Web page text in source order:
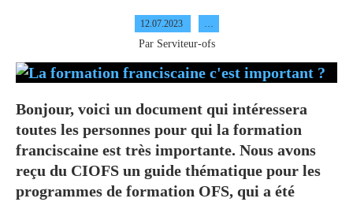
12.07.2023 …
Par Serviteur-ofs
Bonjour, voici un document qui intéressera
toutes les personnes pour qui la formation
franciscaine est très importante. Nous avons
reçu du CIOFS un guide thématique pour les
programmes de formation OFS, qui a été